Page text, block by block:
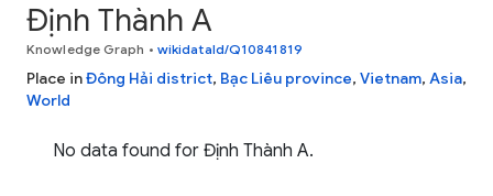
Định Thành A
Knowledge Graph • wikidataId/Q10841819
Place inĐông Hải district, Bạc Liêu province, Vietnam, Asia,
World
No data found for Định Thành A.